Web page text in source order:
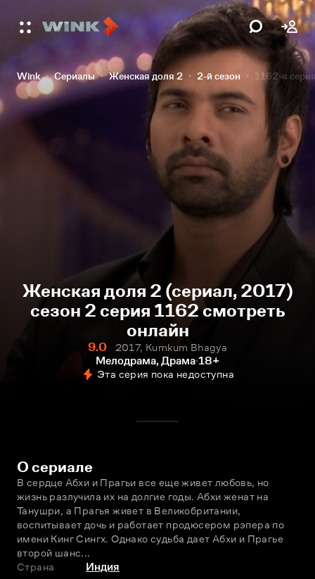
Wink Сериалы Женская доля 2 2-й сезон 1162-я
Женская доля 2 (сериал, 2017)
сезон 2 серия 1162 смотреть
онлайн
9.0
2017, Kumkum Bhagya
Мелодрама, Драма 18+
Эта серия пока недоступна
О сериале
В сердце Абхи и Прагьи все еще живет любовь, но
жизнь разлучила их на долгие годы. Абхи женат на
Танушри, а Прагья живет в Великобритании,
воспитывает дочь и работает продюсером рэпера по
имени Кинг Сингх. Однако судьба дает Абхи и Прагье
второй шанс...
Страна
Индия